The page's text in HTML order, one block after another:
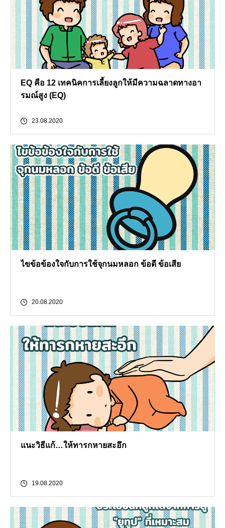
EQ คือ 12 เทคนิคการเลี้ยงลูกให้มีความฉลาดทางอา
รมณ์สูง (EQ)
23.08.2020
ไขข้อข้องใจกับการใช้จุกนมหลอก ข้อดี ข้อเสีย
20.08.2020
แนะวิธีแก้…ให้ทารกหายสะอึก
19.08.2020